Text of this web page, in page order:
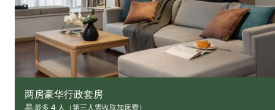
两房豪华行政套房
最多 4 人（第三人需收取加床费）